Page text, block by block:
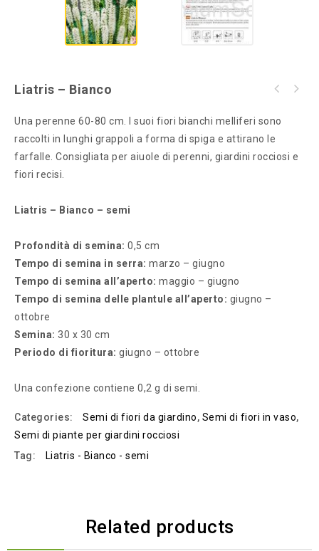
Liatris – Bianco
Una perenne 60-80 cm. I suoi fiori bianchi melliferi sono
raccolti in lunghi grappoli a forma di spiga e attirano le
farfalle. Consigliata per aiuole di perenni, giardini rocciosi e
fiori recisi.
Liatris – Bianco – semi
Profondità di semina: 0,5 cm
Tempo di semina in serra: marzo – giugno
Tempo di semina all’aperto: maggio – giugno
Tempo di semina delle plantule all’aperto: giugno –
ottobre
Semina: 30 x 30 cm
Periodo di fioritura: giugno – ottobre
Una confezione contiene 0,2 g di semi.
Categories: Semi di fiori da giardino, Semi di fiori in vaso,
Semi di piante per giardini rocciosi
Tag:
Liatris - Bianco - semi
Related products